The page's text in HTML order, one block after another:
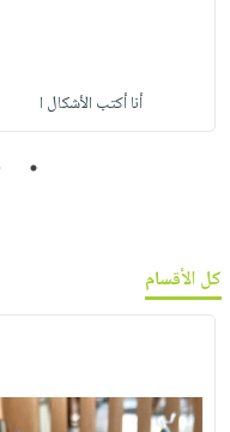
أنا أكتب الأشكال ا
1
كل الأقسام